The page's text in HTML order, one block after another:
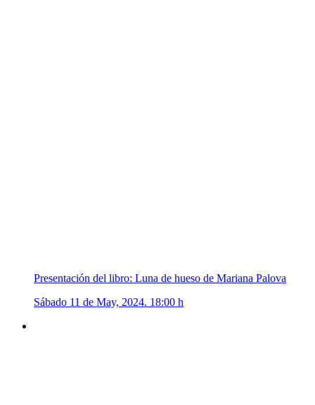
Presentación del libro: Luna de hueso de Mariana Palova
Sábado 11 de May, 2024. 18:00 h